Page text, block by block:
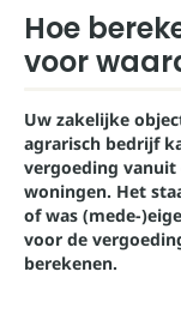
Hoe
voor
Uw zakelijke
agrarisch bedrijf
vergoeding
woningen. Het
of was (mede-
voor de
berekenen.